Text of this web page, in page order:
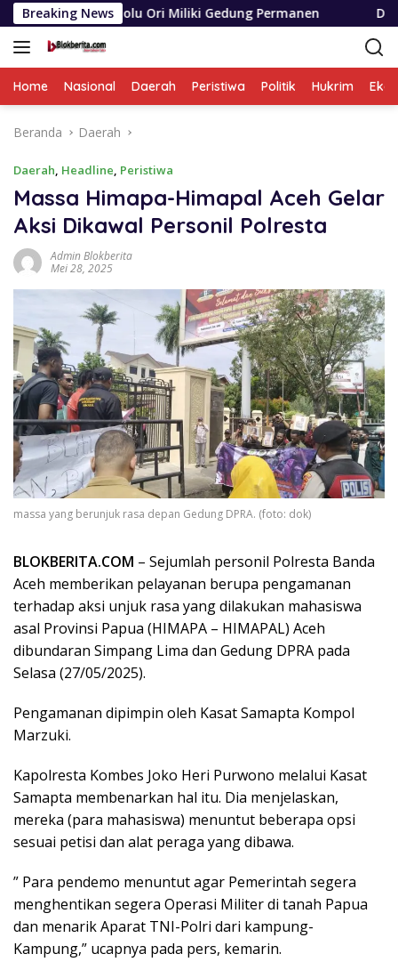
Langsung
ke
konten
Breaking News
Ori Miliki Gedung Permanen Dinas SDABMBK
Home Nasional Daerah Peristiwa Politik Hukrim
Beranda Daerah
Daerah, Headline, Peristiwa
Massa Himapa-Himapal Aceh Gelar
Aksi Dikawal Personil Polresta
Admin Blokberita
Mei 28, 2025
massa yang berunjuk rasa depan Gedung DPRA. (foto: dok)
BLOKBERITA.COM – Sejumlah personil Polresta Banda
Aceh memberikan pelayanan berupa pengamanan
terhadap aksi unjuk rasa yang dilakukan mahasiswa
asal Provinsi Papua (HIMAPA – HIMAPAL) Aceh
dibundaran Simpang Lima dan Gedung DPRA pada
Selasa (27/05/2025).
Pengamanan dipimpin oleh Kasat Samapta Kompol
Marzuki.
Kapolresta Kombes Joko Heri Purwono melalui Kasat
Samapta membenarkan hal itu. Dia menjelaskan,
mereka (para mahasiswa) menuntut beberapa opsi
sesuai petisi dan alat peraga yang dibawa.
” Para pendemo menuntut agar Pemerintah segera
menghentikan segera Operasi Militer di tanah Papua
dan menarik Aparat TNI-Polri dari kampung-
Kampung,” ucapnya pada pers, kemarin.